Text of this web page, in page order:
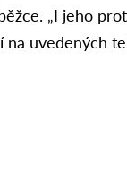
„I jeho
uvedených